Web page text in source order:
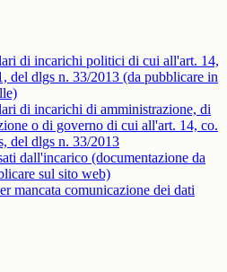
di incarichi politici di cui all'art. 14,
del dlgs n. 33/2013 (da pubblicare in
di incarichi di amministrazione, di
o di governo di cui all'art. 14, co.
del dlgs n. 33/2013
dall'incarico (documentazione da
sul sito web)
mancata comunicazione dei dati